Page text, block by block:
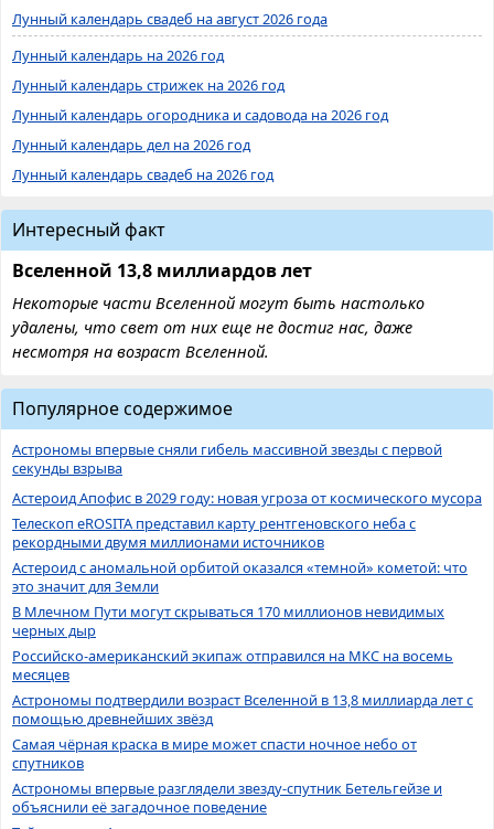
Лунный календарь свадеб на август 2026 года
Лунный календарь на 2026 год
Лунный календарь стрижек на 2026 год
Лунный календарь огородника и садовода на 2026 год
Лунный календарь дел на 2026 год
Лунный календарь свадеб на 2026 год
Интересный факт
Вселенной 13,8 миллиардов лет
Некоторые части Вселенной могут быть настолько
удалены, что свет от них еще не достиг нас, даже
несмотря на возраст Вселенной.
Популярное содержимое
Астрономы впервые сняли гибель массивной звезды с первой
секунды взрыва
Астероид Апофис в 2029 году: новая угроза от космического мусора
Телескоп eROSITA представил карту рентгеновского неба с
рекордными двумя миллионами источников
Астероид с аномальной орбитой оказался «темной» кометой: что
это значит для Земли
В Млечном Пути могут скрываться 170 миллионов невидимых
черных дыр
Российско-американский экипаж отправился на МКС на восемь
месяцев
Астрономы подтвердили возраст Вселенной в 13,8 миллиарда лет с
помощью древнейших звёзд
Самая чёрная краска в мире может спасти ночное небо от
спутников
Астрономы впервые разглядели звезду-спутник Бетельгейзе и
объяснили её загадочное поведение